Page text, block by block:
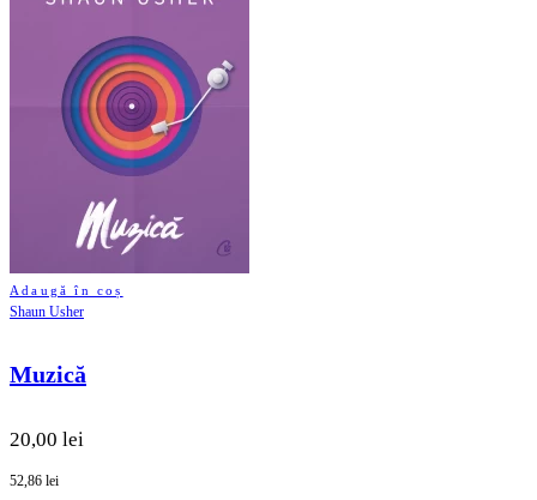
Adaugă în coș
Shaun Usher
Muzică
20,00 lei
52,86 lei